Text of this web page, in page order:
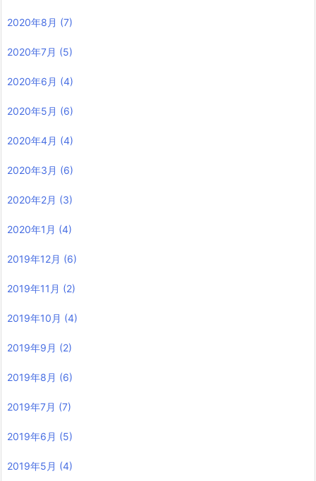
2020年8月 (7)
2020年7月 (5)
2020年6月 (4)
2020年5月 (6)
2020年4月 (4)
2020年3月 (6)
2020年2月 (3)
2020年1月 (4)
2019年12月 (6)
2019年11月 (2)
2019年10月 (4)
2019年9月 (2)
2019年8月 (6)
2019年7月 (7)
2019年6月 (5)
2019年5月 (4)